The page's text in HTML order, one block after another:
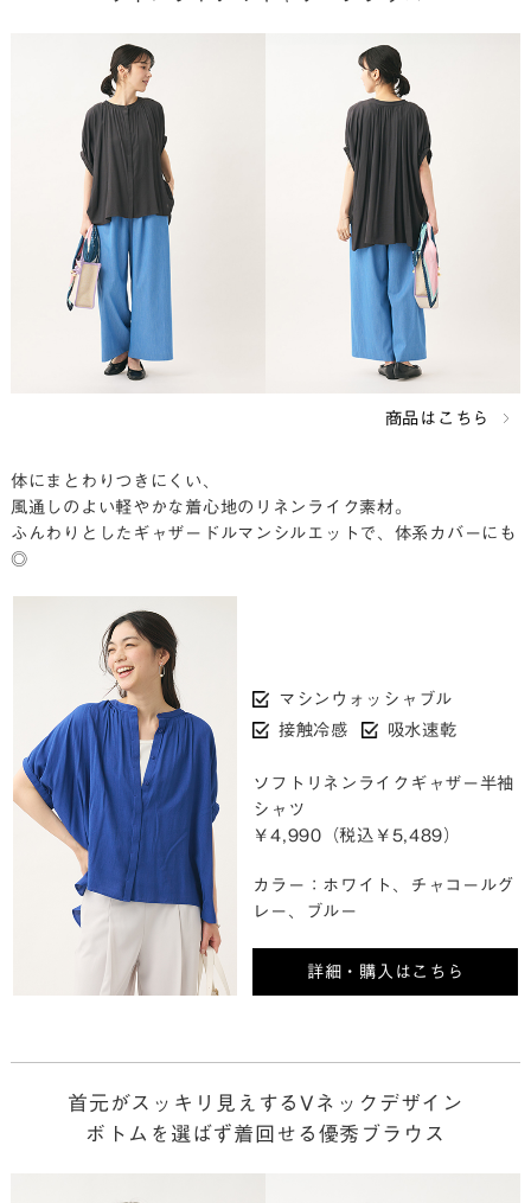
商品はこちら
体にまとわりつきにくい、
風通しのよい軽やかな着心地のリネンライク素材。
ふんわりとしたギャザードルマンシルエットで、体系カバーにも
◎
マシンウォッシャブル
接触冷感
吸水速乾
ソフトリネンライクギャザー半袖
シャツ
￥4,990（税込￥5,489）
カラー：ホワイト、チャコールグ
レー、ブルー
詳細・購入はこちら
首元がスッキリ見えするVネックデザイン
ボトムを選ばず着回せる優秀ブラウス